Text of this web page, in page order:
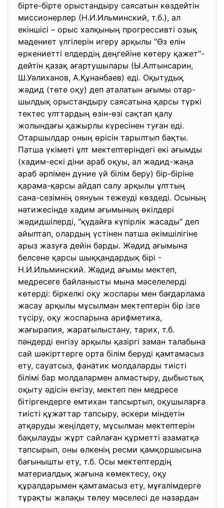
бірте-бірте орыстандыру саясатын көздейтін
миссионерлер (Н.И.Ильминский, т.б.), ал
екіншісі – орыс халқының прогрессивті озық
мәдениет үлгілерін игеру арқылы "Өз елін
өркениетті елдердің деңгейіне көтеру қажет"-
дейтін қазақ ағартушылары (Ы.Алтынсарин,
Ш.Уәлиханов, А.Құнанбаев) еді. Оқытудық
жәдид (төте оқу) деп аталатын ағымы отар-
шылдық орыстандыру саясатына қарсы түркі
тектес үлттардың өзін-өзі сақтап қалу
жолындағы қажырлы күресінен туған еді.
Отаршылдар оның өрісін тарылтып бақты.
Патша үкіметі ұлт мектептеріндегі екі ағымды
(хадим-ескі діни араб оқуы, ал жәдид-жаңа
араб әрпімен дүние үй білім беру) бір-біріне
қарама-қарсы айдап салу арқылы ұлттың
сана-сезімнің оянуын тежеуді көздеді. Осының
нәтижесінде хадим ағымының өкілдері
жәдидшілерді, "қүдайға күпірлік жасады" деп
айыптап, олардың үстінен патша әкімшілігіне
арыз жазуға дейін барды. Жәдид ағымына
белсене қарсы шыққандардық бірі -
Н.И.Ильминский. Жәдид ағымы мектеп,
медресеге байланысты мына мәселелерді
көтерді: біркелкі оқу жоспары мен бағдарлама
жасау арқылы мұсылман мектептерін бір ізге
түсіру, оқу жоспарына арифметика,
жағырапия, жаратылыстану, тарих, т.б.
пәндерді енгізу арқылы қазіргі заман талабына
сай шәкірттерге орта білім беруді қамтамасыз
ету, сауатсыз, фанатик молдаларды тиісті
білімі бар молдалармен алмастыру, дыбыстық
оқыту әдісін енгізу, мектеп пен медресе
бітіргендерге емтихан тапсыртып, оқушыларға
тиісті құжаттар тапсыру, әскери міндетін
атқаруды жеңілдету, мұсылман мектептерін
бақылауды жұрт сайлаған құрметті азаматқа
тапсырып, оны өлкенің ресми қамқоршысына
бағынышты ету, т.б. Осы мектептердің
материалдық жағына көмектесу, оқу
құралдарымен қамтамасыз ету, мұғалімдерге
тұрақты жалақы төлеу мәселесі де назардан